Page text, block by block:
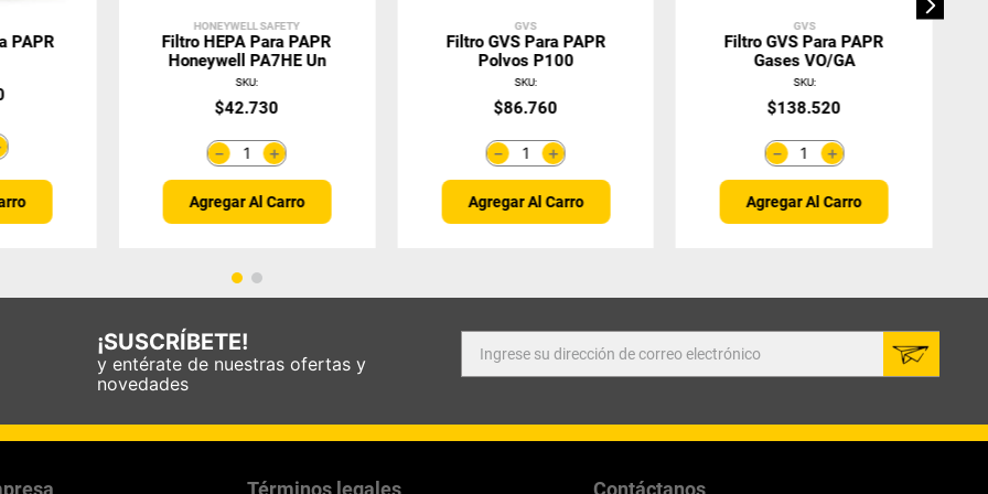
PAPR
HONEYWELL SAFETY
Filtro HEPA Para PAPR
Honeywell PA7HE Un
SKU:
$42.730
＋
－
Agregar Al Carro
GVS
Filtro GVS Para PAPR
Polvos P100
SKU:
$86.760
＋
－
Agregar Al Carro
GVS
Filtro GVS Para PAPR
Gases VO/GA
SKU:
$138.520
＋
－
Agregar Al Carro
¡SUSCRÍBETE!
y entérate de nuestras ofertas y
novedades
Términos legales Contáctanos